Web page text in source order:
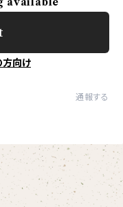
方向け
通報する